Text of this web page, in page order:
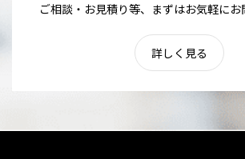
ご相談・お見積り等、まずはお気軽に
詳しく見る